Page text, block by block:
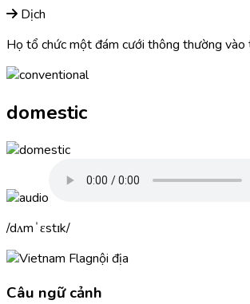
Dịch
Họ tổ chức một đám cưới thông thường vào
domestic
dʌmˈɛstɪk
nội địa
Câu ngữ cảnh